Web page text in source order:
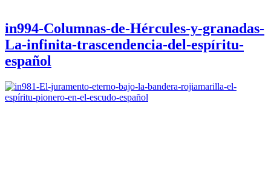
in994-Columnas-de-Hércules-y-granadas-
La-infinita-trascendencia-del-espíritu-
español